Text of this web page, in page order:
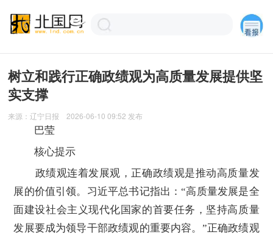
树立和践行正确政绩观为高质量发展提供坚
实支撑
来源：辽宁日报 2026-06-10 09:52 发布
巴莹
核心提示
政绩观连着发展观，正确政绩观是推动高质量发
展的价值引领。习近平总书记指出：“高质量发展是全
面建设社会主义现代化国家的首要任务，坚持高质量
发展要成为领导干部政绩观的重要内容。”正确政绩观